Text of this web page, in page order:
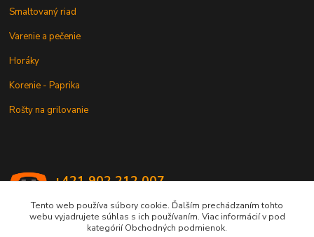
Smaltovaný riad
Varenie a pečenie
Horáky
Korenie - Paprika
Rošty na grilovanie
+421 902 212 007
Tento web používa súbory cookie. Ďalším prechádzaním tohto
webu vyjadrujete súhlas s ich používaním. Viac informácií v pod
kategórií Obchodných podmienok.